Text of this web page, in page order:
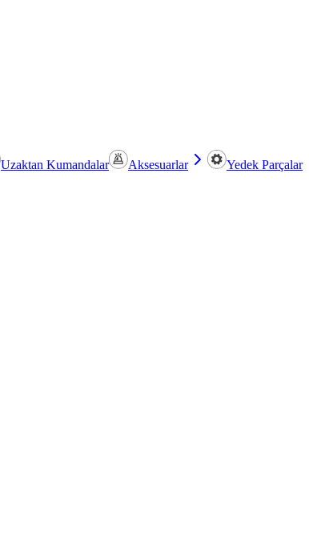
Uzaktan Kumandalar Aksesuarlar Yedek Parçalar